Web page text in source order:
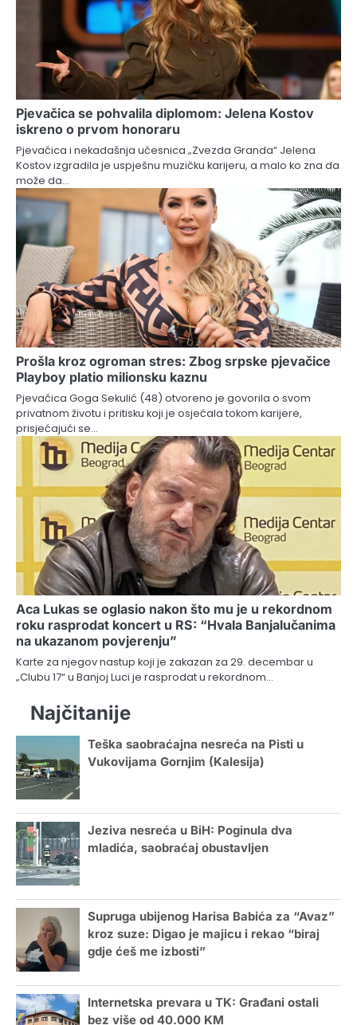
Pjevačica se pohvalila diplomom: Jelena Kostov
iskreno o prvom honoraru
Pjevačica i nekadašnja učesnica „Zvezda Granda“ Jelena
Kostov izgradila je uspješnu muzičku karijeru, a malo ko zna da
može da…
Prošla kroz ogroman stres: Zbog srpske pjevačice
Playboy platio milionsku kaznu
Pjevačica Goga Sekulić (48) otvoreno je govorila o svom
privatnom životu i pritisku koji je osjećala tokom karijere,
prisjećajući se…
Aca Lukas se oglasio nakon što mu je u rekordnom
roku rasprodat koncert u RS: “Hvala Banjalučanima
na ukazanom povjerenju”
Karte za njegov nastup koji je zakazan za 29. decembar u
„Clubu 17“ u Banjoj Luci je rasprodat u rekordnom…
Najčitanije
Teška saobraćajna nesreća na Pisti u
Vukovijama Gornjim (Kalesija)
Jeziva nesreća u BiH: Poginula dva
mladića, saobraćaj obustavljen
Supruga ubijenog Harisa Babića za “Avaz”
kroz suze: Digao je majicu i rekao “biraj
gdje ćeš me izbosti”
Internetska prevara u TK: Građani ostali
bez više od 40.000 KM